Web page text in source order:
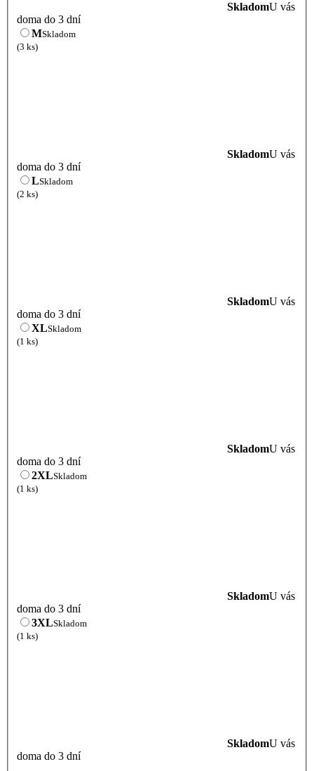
SkladomU vás
doma do 3 dní
MSkladom
(3 ks)
SkladomU vás
doma do 3 dní
LSkladom
(2 ks)
SkladomU vás
doma do 3 dní
XLSkladom
(1 ks)
SkladomU vás
doma do 3 dní
2XLSkladom
(1 ks)
SkladomU vás
doma do 3 dní
3XLSkladom
(1 ks)
SkladomU vás
doma do 3 dní